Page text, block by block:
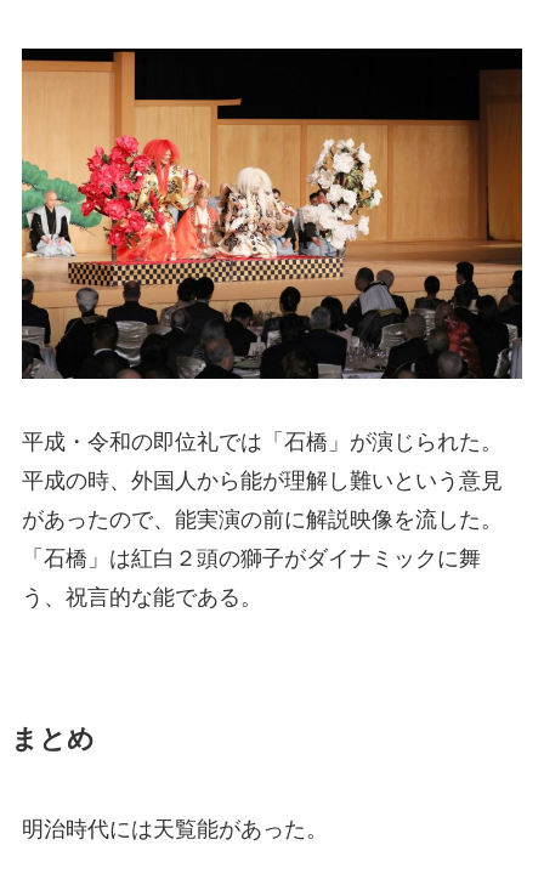
平成・令和の即位礼では「石橋」が演じられた。
平成の時、外国人から能が理解し難いという意見
があったので、能実演の前に解説映像を流した。
「石橋」は紅白２頭の獅子がダイナミックに舞
う、祝言的な能である。
まとめ
明治時代には天覧能があった。